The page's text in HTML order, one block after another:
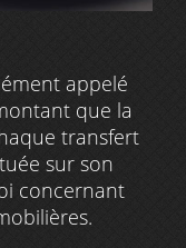
appelé
que la
transfert
sur son
concernant